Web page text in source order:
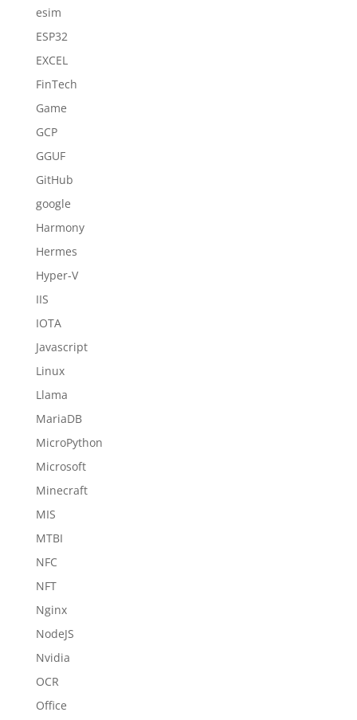
esim
ESP32
EXCEL
FinTech
Game
GCP
GGUF
GitHub
google
Harmony
Hermes
Hyper-V
IIS
IOTA
Javascript
Linux
Llama
MariaDB
MicroPython
Microsoft
Minecraft
MIS
MTBI
NFC
NFT
Nginx
NodeJS
Nvidia
OCR
Office